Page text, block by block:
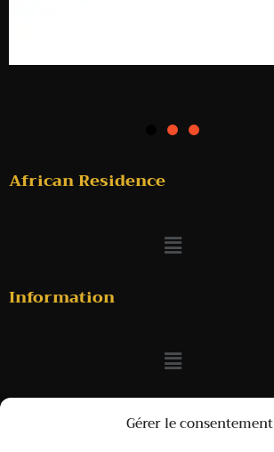
Gérer le consentement
African Residence
Information